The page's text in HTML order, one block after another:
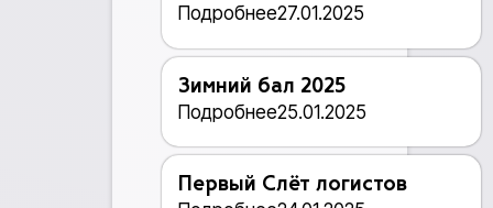
Подробнее27.01.2025
Зимний бал 2025
Подробнее25.01.2025
Первый Слёт логистов